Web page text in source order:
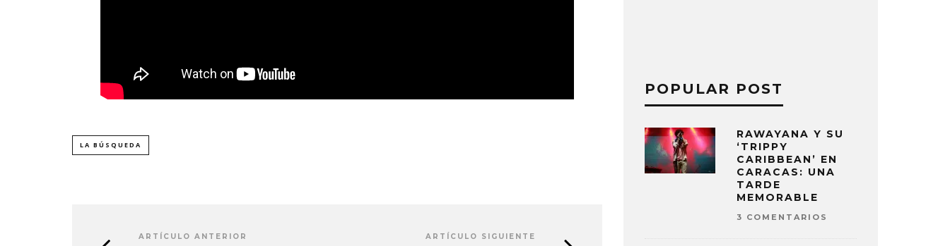
LA BÚSQUEDA
ARTÍCULO ANTERIOR ARTÍCULO SIGUIENTE
POPULAR POST
RAWAYANA Y SU
‘TRIPPY
CARIBBEAN’ EN
CARACAS: UNA
TARDE
MEMORABLE
3 COMENTARIOS